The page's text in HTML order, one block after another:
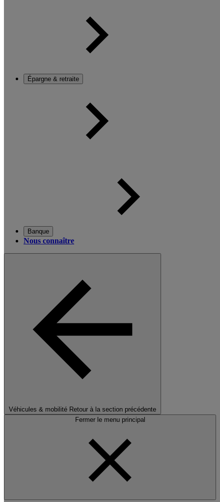
Épargne & retraite
Banque
Nous connaître
Véhicules & mobilité Retour à la section précédente
Fermer le menu principal